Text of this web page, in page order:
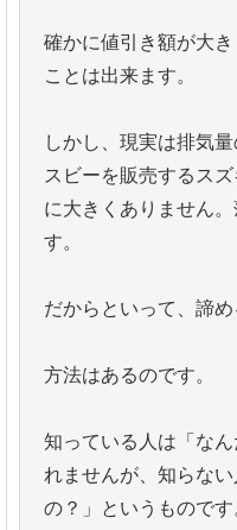
確かに値引き額が大
ことは出来ます。
しかし、現実は排気
スビーを販売するス
に大きくありません
す。
だからといって、諦め
方法はあるのです。
知っている人は「な
れませんが、知らな
の？」というものです